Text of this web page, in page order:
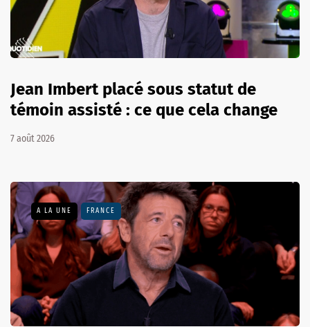
Jean Imbert placé sous statut de
témoin assisté : ce que cela change
7 août 2026
A LA UNE FRANCE